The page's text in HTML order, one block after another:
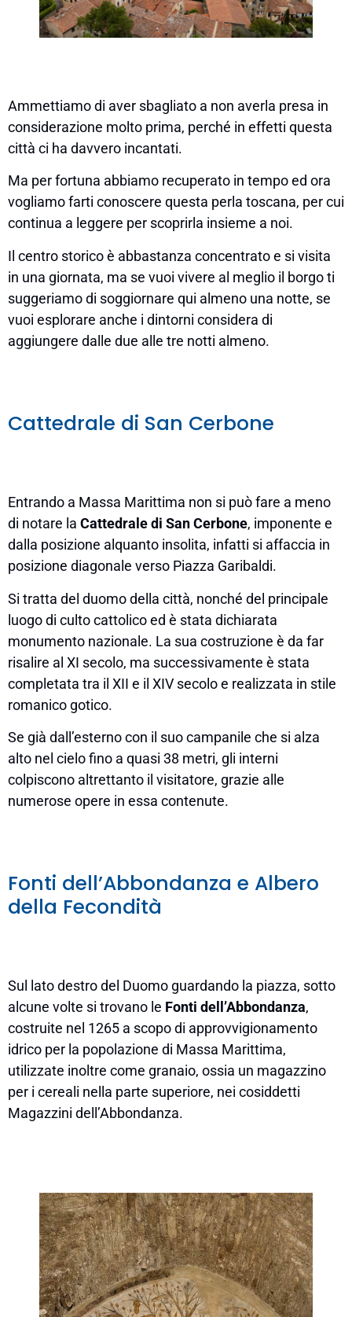
Ammettiamo di aver sbagliato a non averla presa in
considerazione molto prima, perché in effetti questa
città ci ha davvero incantati.
Ma per fortuna abbiamo recuperato in tempo ed ora
vogliamo farti conoscere questa perla toscana, per cui
continua a leggere per scoprirla insieme a noi.
Il centro storico è abbastanza concentrato e si visita
in una giornata, ma se vuoi vivere al meglio il borgo ti
suggeriamo di soggiornare qui almeno una notte, se
vuoi esplorare anche i dintorni considera di
aggiungere dalle due alle tre notti almeno.
Cattedrale di San Cerbone
Entrando a Massa Marittima non si può fare a meno
di notare la Cattedrale di San Cerbone, imponente e
dalla posizione alquanto insolita, infatti si affaccia in
posizione diagonale verso Piazza Garibaldi.
Si tratta del duomo della città, nonché del principale
luogo di culto cattolico ed è stata dichiarata
monumento nazionale. La sua costruzione è da far
risalire al XI secolo, ma successivamente è stata
completata tra il XII e il XIV secolo e realizzata in stile
romanico gotico.
Se già dall’esterno con il suo campanile che si alza
alto nel cielo fino a quasi 38 metri, gli interni
colpiscono altrettanto il visitatore, grazie alle
numerose opere in essa contenute.
Fonti dell’Abbondanza e Albero
della Fecondità
Sul lato destro del Duomo guardando la piazza, sotto
alcune volte si trovano le Fonti dell’Abbondanza,
costruite nel 1265 a scopo di approvvigionamento
idrico per la popolazione di Massa Marittima,
utilizzate inoltre come granaio, ossia un magazzino
per i cereali nella parte superiore, nei cosiddetti
Magazzini dell’Abbondanza.